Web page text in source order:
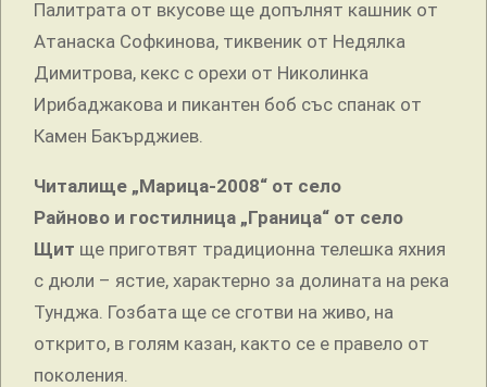
Палитрата от вкусове ще допълнят кашник от
Атанаска Софкинова, тиквеник от Недялка
Димитрова, кекс с орехи от Николинка
Ирибаджакова и пикантен боб със спанак от
Камен Бакърджиев.
Читалище „Марица-2008“ от село
Райново и гостилница „Граница“ от село
Щит ще приготвят традиционна телешка яхния
с дюли – ястие, характерно за долината на река
Тунджа. Гозбата ще се сготви на живо, на
открито, в голям казан, както се е правело от
поколения.